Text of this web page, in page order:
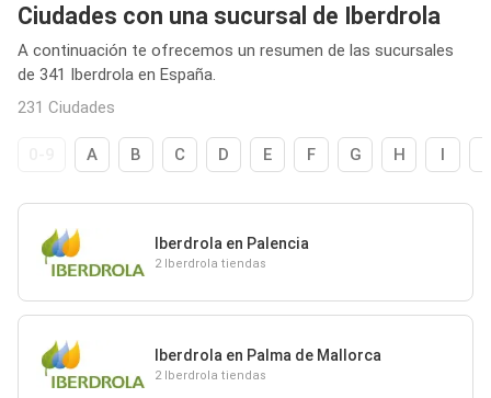
Ciudades con una sucursal de Iberdrola
A continuación te ofrecemos un resumen de las sucursales
de 341 Iberdrola en España.
231 Ciudades
A B C D E F G H I
Iberdrola en Palencia
2 Iberdrola tiendas
Iberdrola en Palma de Mallorca
2 Iberdrola tiendas